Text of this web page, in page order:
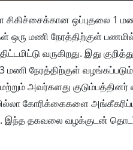
சிகிச்சைக்கான ஒப்புதலை 1
ஒரு மணி நேரத்திற்குள்
வருகிறது. இது
மணி நேரத்திற்குள்
அவர்களது குடும்பத்தினர்
கோரிக்கைகளை
இந்த தகவலை வழக்குடன்